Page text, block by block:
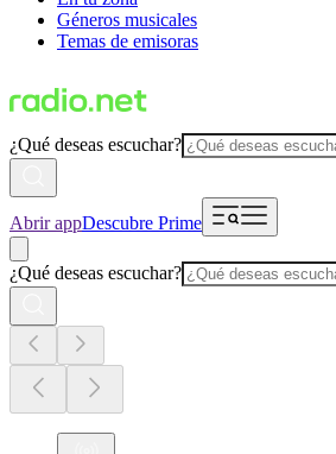
Géneros musicales
Temas de emisoras
¿Qué deseas escuchar?
Abrir appDescubre Prime
¿Qué deseas escuchar?